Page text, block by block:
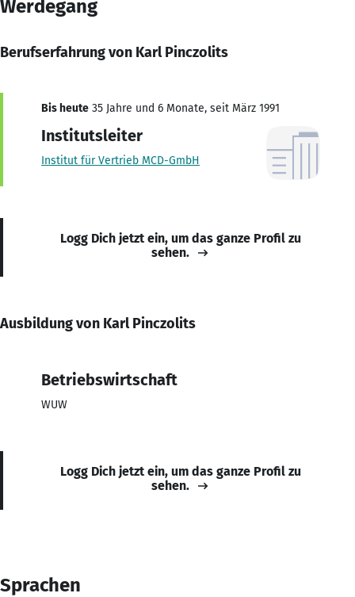
Werdegang
Berufserfahrung von Karl Pinczolits
Bis heute 35 Jahre und 6 Monate, seit März 1991
Institutsleiter
Institut für Vertrieb MCD-GmbH
Logg Dich jetzt ein, um das ganze Profil zu
sehen.
Ausbildung von Karl Pinczolits
Betriebswirtschaft
WUW
Logg Dich jetzt ein, um das ganze Profil zu
sehen.
Sprachen